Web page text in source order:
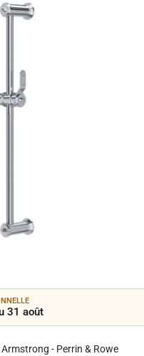
31 août
Armstrong - Perrin & Rowe